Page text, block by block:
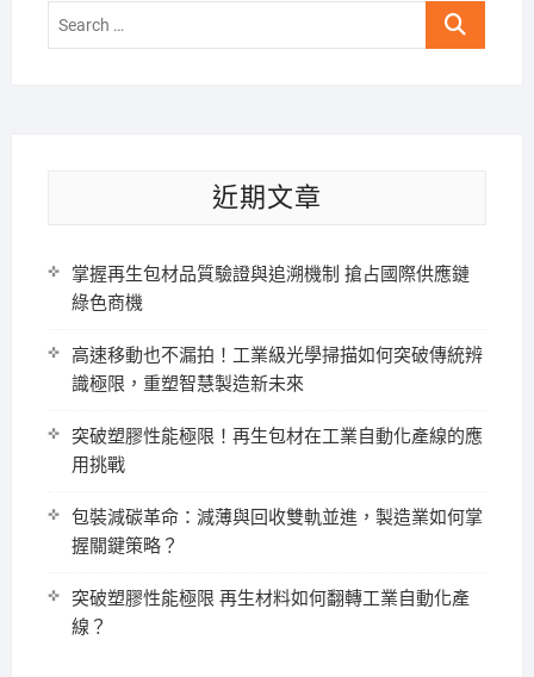
Search
近期文章
掌握再生包材品質驗證與追溯機制 搶占國際供應鏈
綠色商機
高速移動也不漏拍！工業級光學掃描如何突破傳統辨
識極限，重塑智慧製造新未來
突破塑膠性能極限！再生包材在工業自動化產線的應
用挑戰
包裝減碳革命：減薄與回收雙軌並進，製造業如何掌
握關鍵策略？
突破塑膠性能極限 再生材料如何翻轉工業自動化產
線？